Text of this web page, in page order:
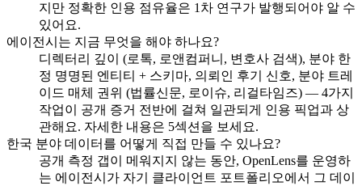
지만 정확한 인용 점유율은 1차 연구가 발행되어야 알 수
있어요.
에이전시는 지금 무엇을 해야 하나요?
디렉터리 깊이 (로톡, 로앤컴퍼니, 변호사 검색), 분야 한
정 명명된 엔티티 + 스키마, 의뢰인 후기 신호, 분야 트레
이드 매체 권위 (법률신문, 로이슈, 리걸타임즈) — 4가지
작업이 공개 증거 전반에 걸쳐 일관되게 인용 픽업과 상
관해요. 자세한 내용은 5섹션을 보세요.
한국 분야 데이터를 어떻게 직접 만들 수 있나요?
공개 측정 갭이 메워지지 않는 동안, OpenLens를 운영하
는 에이전시가 자기 클라이언트 포트폴리오에서 그 데이